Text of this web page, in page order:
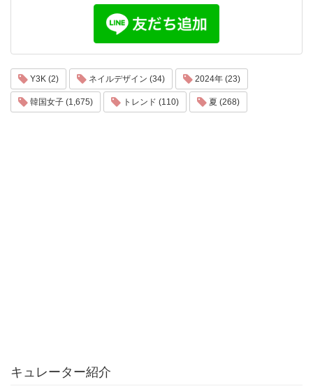
Y3K (2) ネイルデザイン (34) 2024年 (23)
韓国女子 (1,675) トレンド (110) 夏 (268)
キュレーター紹介